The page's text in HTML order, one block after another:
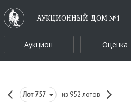
АУКЦИОННЫЙ ДОМ №1
Аукцион Оценка
Лот757 из 952 лотов